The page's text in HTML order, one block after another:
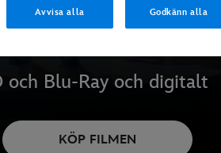
och Blu-Ray och digitalt
KÖP FILMEN
Avvisa alla Godkänn alla